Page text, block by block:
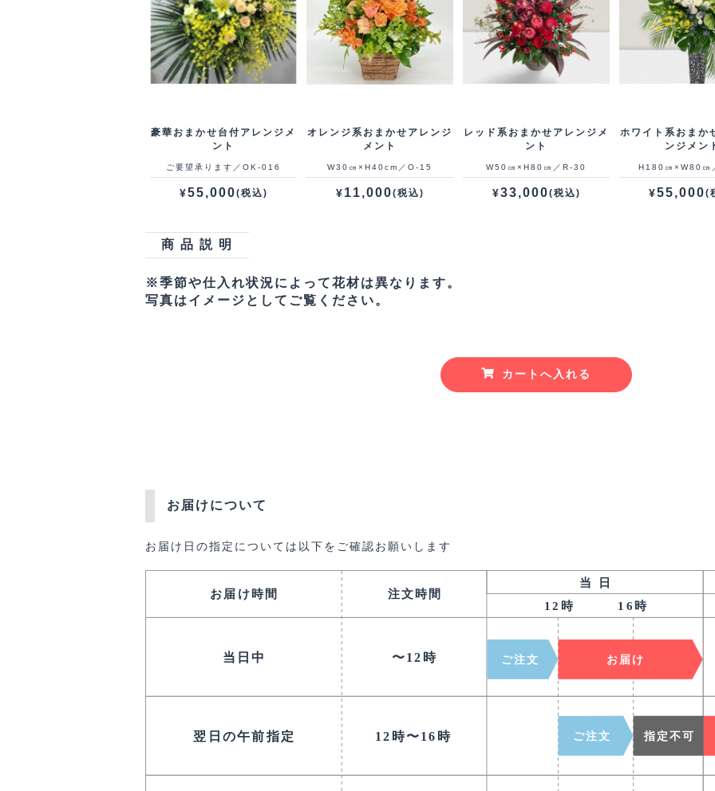
豪華おまかせ台付アレンジメ
ント
ご要望承ります／OK-016
¥55,000(税込)
オレンジ系おまかせアレンジ
メント
W30㎝×H40cm／O-15
¥11,000(税込)
レッド系おまかせアレンジメ
ント
W50㎝×H80㎝／R-30
¥33,000(税込)
ホワイト系おまか
ンジメン
H180㎝×W80㎝
¥55,000(
商 品 説 明
※季節や仕入れ状況によって花材は異なります。
写真はイメージとしてご覧ください。
カートへ入れる
お届けについて
お届け日の指定については以下をご確認お願いします